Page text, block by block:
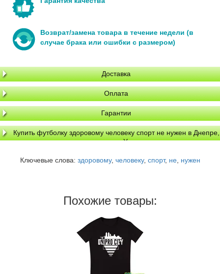
Возврат/замена товара в течение недели (в
случае брака или ошибки с размером)
Доставка
Оплата
Гарантии
Купить футболку здоровому человеку спорт не нужен в Днепре,
доставка по Украине
Ключевые слова: здоровому, человеку, спорт, не, нужен
Похожие товары: